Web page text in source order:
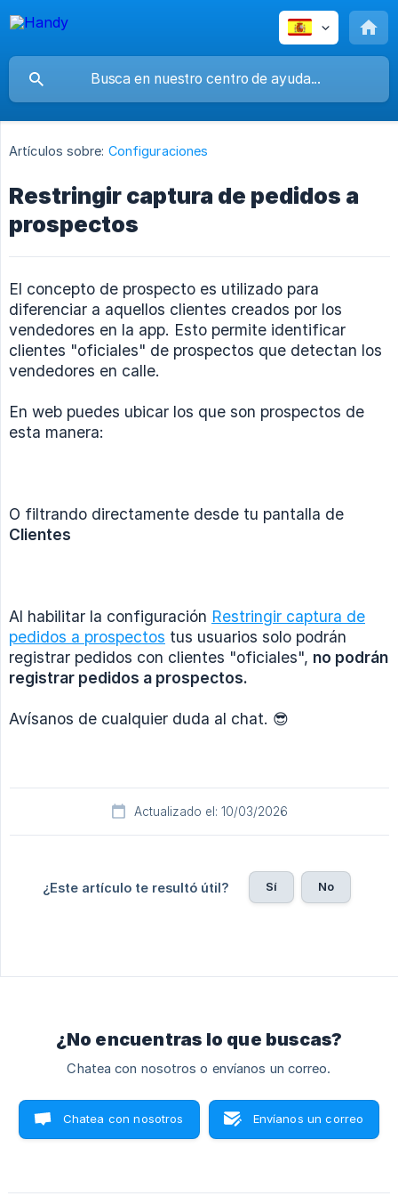
Artículos sobre: Configuraciones
Restringir captura de pedidos a
prospectos
El concepto de prospecto es utilizado para
diferenciar a aquellos clientes creados por los
vendedores en la app. Esto permite identificar
clientes "oficiales" de prospectos que detectan los
vendedores en calle.
En web puedes ubicar los que son prospectos de
esta manera:
O filtrando directamente desde tu pantalla de
Clientes
Al habilitar la configuración Restringir captura de
pedidos a prospectos tus usuarios solo podrán
registrar pedidos con clientes "oficiales", no podrán
registrar pedidos a prospectos.
Avísanos de cualquier duda al chat. 😎
Actualizado el: 10/03/2026
¿Este artículo te resultó útil? Sí No
¿No encuentras lo que buscas?
Chatea con nosotros o envíanos un correo.
Chatea con nosotros Envíanos un correo